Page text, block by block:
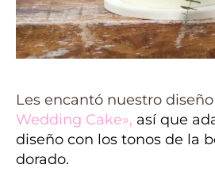
Les encantó nuestro diseño
Wedding Cake», así que
diseño con los tonos de la
dorado.